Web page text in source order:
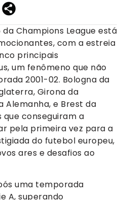
Champions League está
com a estreia
principais
um fenômeno que não
2001-02. Bologna da
Girona da
Alemanha, e Brest da
que conseguiram a
pela primeira vez para a
do futebol europeu,
ares e desafios ao
uma temporada
A, superando